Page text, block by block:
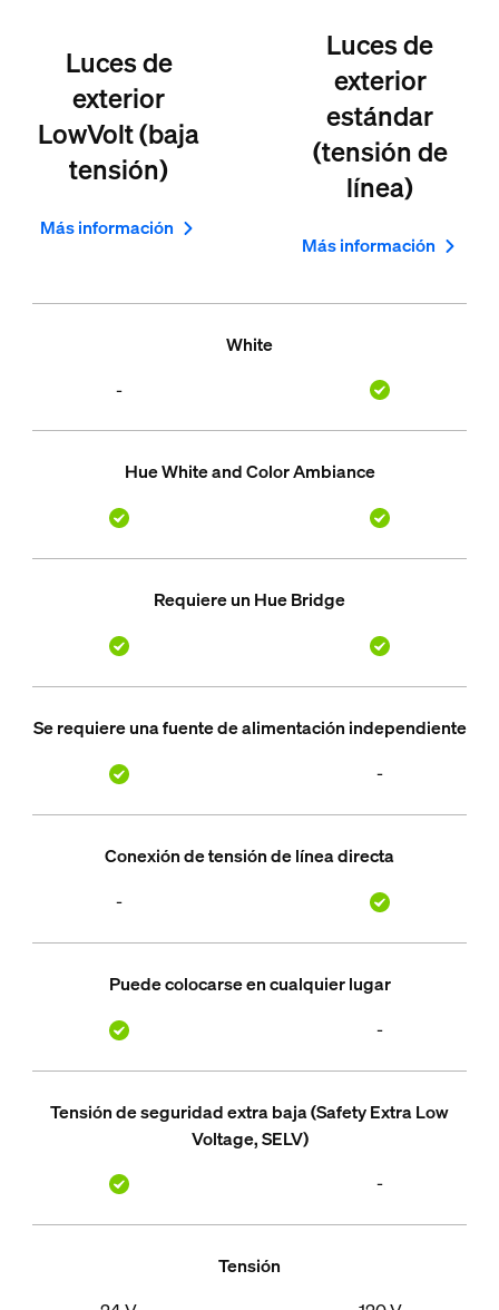
Luces de
exterior
LowVolt (baja
tensión)
Más información
Luces de
exterior
estándar
(tensión de
línea)
Más información
-
White
Hue White and Color Ambiance
Requiere un Hue Bridge
Se requiere una fuente de alimentación independiente
-
-
Conexión de tensión de línea directa
Puede colocarse en cualquier lugar
-
Tensión de seguridad extra baja (Safety Extra Low
Voltage, SELV)
-
Tensión